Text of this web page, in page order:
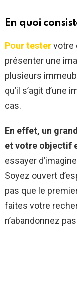
En quoi
Pour testervotre
présenter une
plusieurs
qu’il s’agit d’une
cas.
En effet, un
et votre objectif
essayer
Soyez ouvert
pas que le
faites votre
n’abandonnez